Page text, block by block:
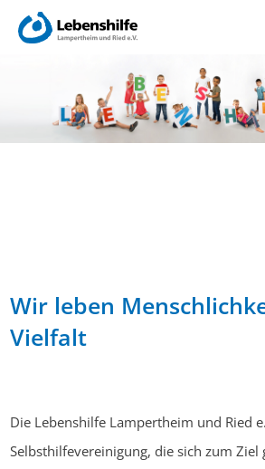
Wir leben
Vielfalt
Die Lebenshilfe Lampertheim und Ried
Selbsthilfevereinigung, die sich zum Ziel